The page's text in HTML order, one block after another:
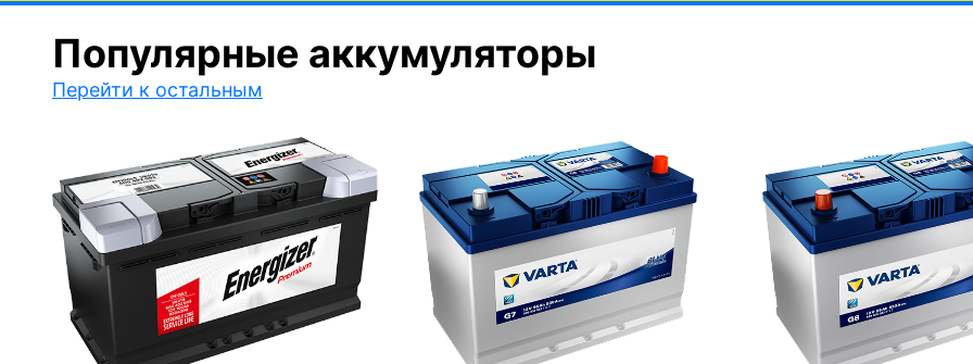
Популярные аккумуляторы
Перейти к остальным